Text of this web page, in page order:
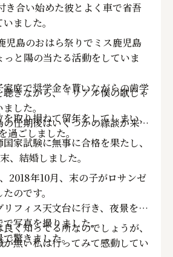
せてくれる
春の時そのままの友人である
き合い始めた彼とよく車で省吾
ました。
児島のおはら祭りでミス鹿児島
っと陽の当たる活動をしていま
家庭で奨学金を貰いながらの歯学
取り損ねて留年をしてしまい、
過ごしました。
聴きながら、「リアル僕の歌じゃ
した。
任期後はいくつかの縁談が来ま
家試験に無事に合格を果たし、
、結婚しました。
2018年10月、末の子がロサンゼ
のです。
フィス天文台に行き、夜景をバ
で写真を撮りました。
驚きました。
く知ってる所なのでしょうが、
無い私は行ってみて感動してい